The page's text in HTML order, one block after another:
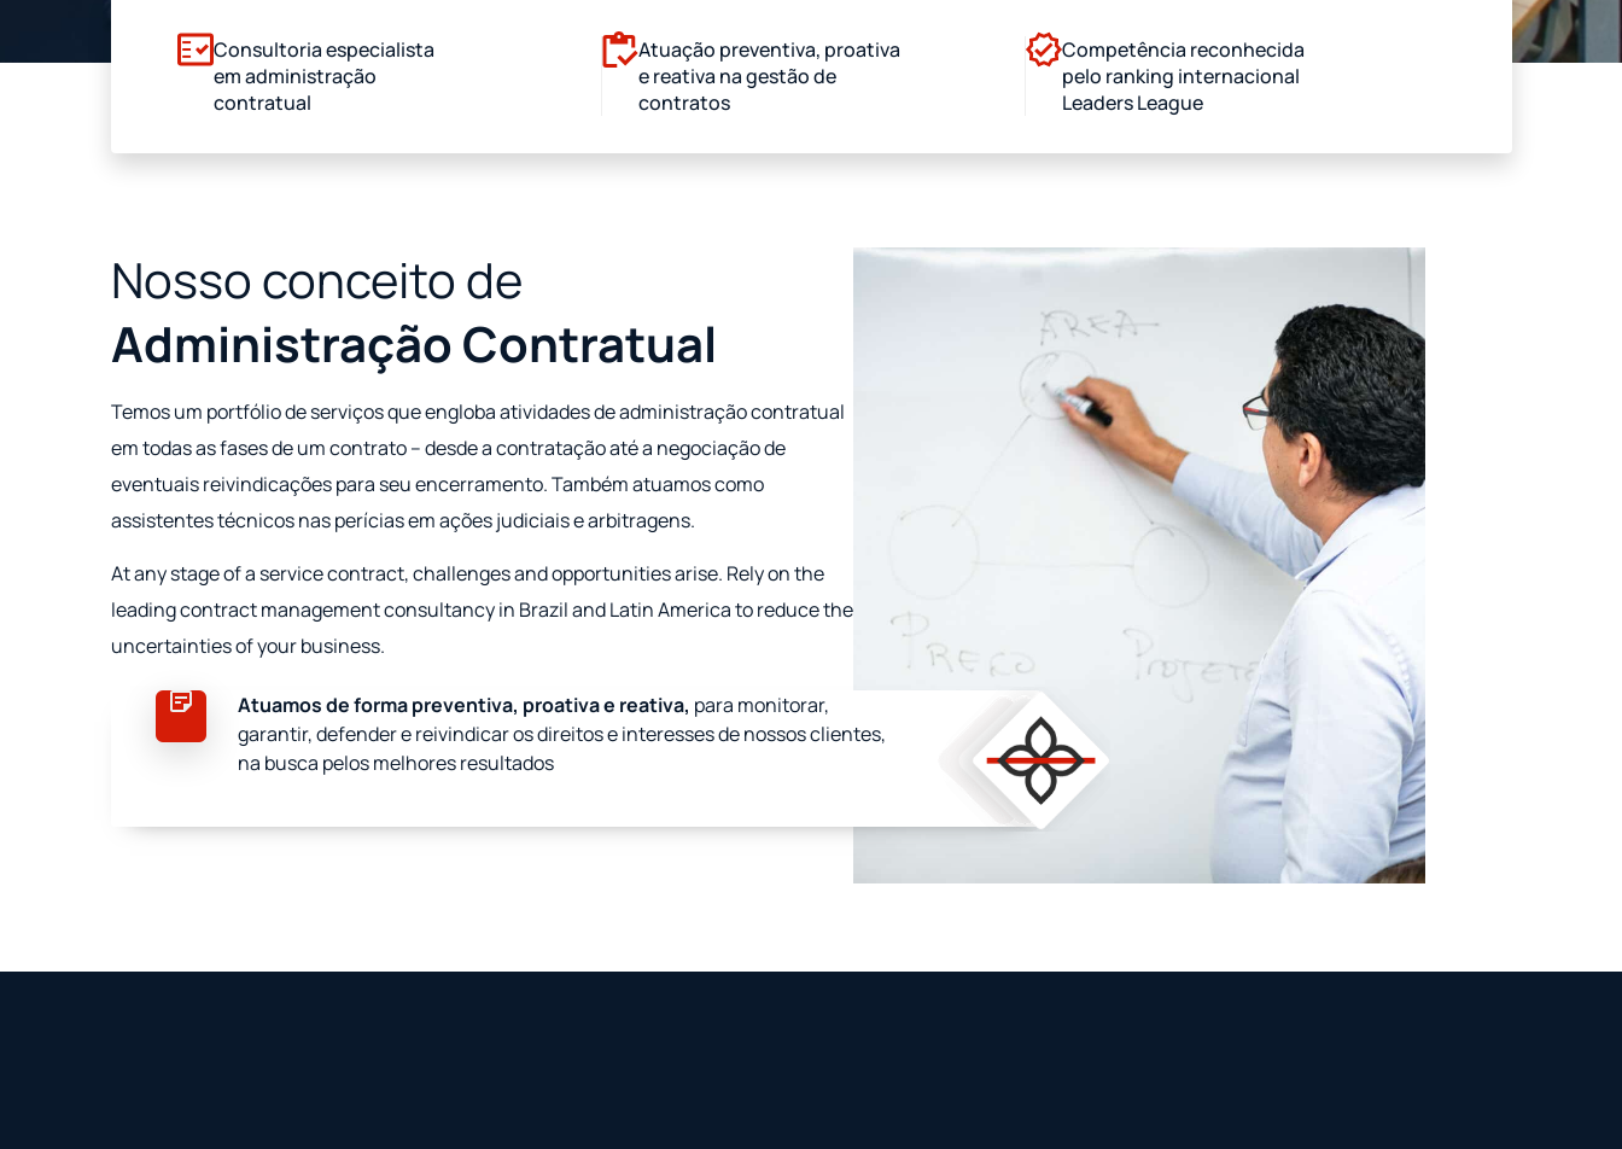
Consultoria especialista
em administração
contratual
Atuação preventiva, proativa
e reativa na gestão de
contratos
Competência reconhecida
pelo ranking internacional
Leaders League
Nosso conceito de
Administração Contratual
Temos um portfólio de serviços que engloba atividades de administração contratual
em todas as fases de um contrato – desde a contratação até a negociação de
eventuais reivindicações para seu encerramento. Também atuamos como
assistentes técnicos nas perícias em ações judiciais e arbitragens.
At any stage of a service contract, challenges and opportunities arise. Rely on the
leading contract management consultancy in Brazil and Latin America to reduce the
uncertainties of your business.
Atuamos de forma preventiva, proativa e reativa, para monitorar,
garantir, defender e reivindicar os direitos e interesses de nossos clientes,
na busca pelos melhores resultados